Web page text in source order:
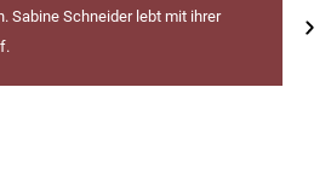
Sabine Schneider lebt mit ihrer